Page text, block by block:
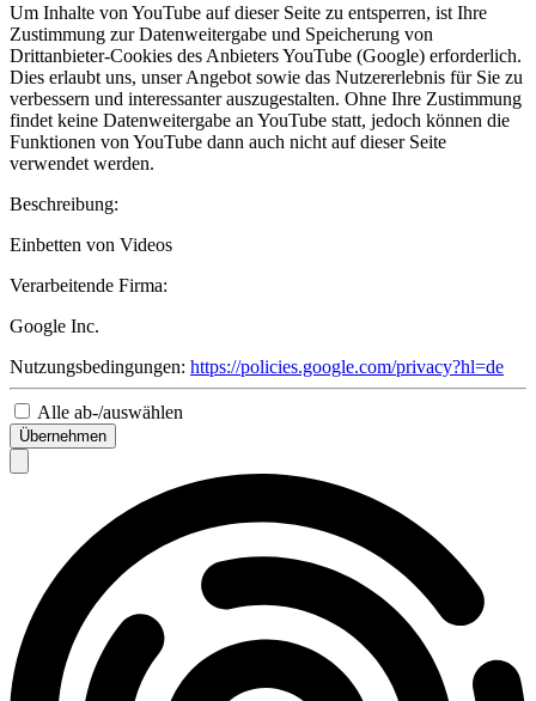
Um Inhalte von YouTube auf dieser Seite zu entsperren, ist Ihre
Zustimmung zur Datenweitergabe und Speicherung von
Drittanbieter-Cookies des Anbieters YouTube (Google) erforderlich.
Dies erlaubt uns, unser Angebot sowie das Nutzererlebnis für Sie zu
verbessern und interessanter auszugestalten. Ohne Ihre Zustimmung
findet keine Datenweitergabe an YouTube statt, jedoch können die
Funktionen von YouTube dann auch nicht auf dieser Seite
verwendet werden.
Beschreibung:
Einbetten von Videos
Verarbeitende Firma:
Google Inc.
Nutzungsbedingungen: https://policies.google.com/privacy?hl=de
Alle ab-/auswählen
Übernehmen